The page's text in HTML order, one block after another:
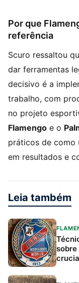
Por que
referência
Scuro ressaltou
dar ferramentas
decisivo é a
trabalho, com
no projeto
Flamengo e o
práticos de como
em resultados e
Leia também
sobre